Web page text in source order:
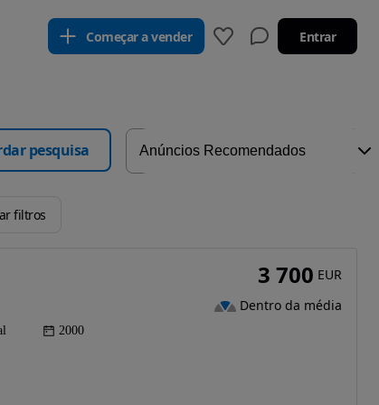
Começar a vender Entrar
pesquisa
filtros
2000
3 700 EUR
Dentro da média